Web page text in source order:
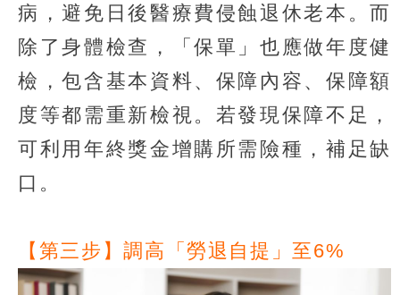
病，避免日後醫療費侵蝕退休老本。而
除了身體檢查，「保單」也應做年度健
檢，包含基本資料、保障內容、保障額
度等都需重新檢視。若發現保障不足，
可利用年終獎金增購所需險種，補足缺
口。
【第三步】調高「勞退自提」至6%